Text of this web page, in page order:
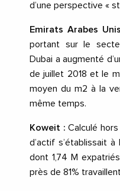
d’une perspective «
Emirats Arabes
portant sur le
Dubai a augmenté
de juillet 2018 et le
moyen du m2 à la
même temps.
Koweit : Calculé
d’actif s’établissait
dont 1,74 M
près de 81%